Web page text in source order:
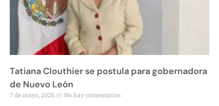
Tatiana Clouthier se postula para gobernadora
de Nuevo León
7 de mayo, 2026 No hay comentarios